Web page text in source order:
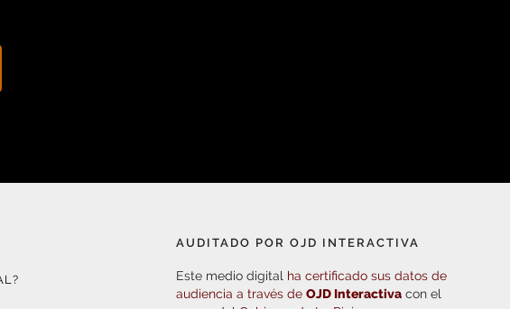
AUDITADO POR OJD INTERACTIVA
Este medio digital ha certificado sus datos de
audiencia a través deOJD Interactiva con el